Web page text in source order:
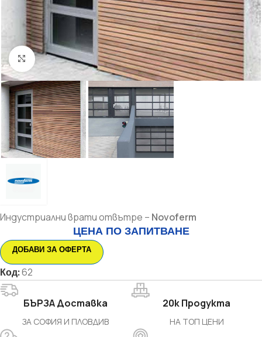
Увеличи
Индустриални врати отвътре – Novoferm
ЦЕНА ПО ЗАПИТВАНЕ
ДОБАВИ ЗА ОФЕРТА
Код:62
БЪРЗА Доставка
ЗА СОФИЯ И ПЛОВДИВ
20k Продукта
НА ТОП ЦЕНИ